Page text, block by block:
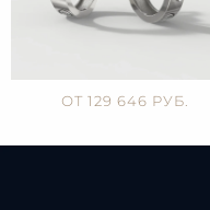
ОТ 129 646 РУБ.